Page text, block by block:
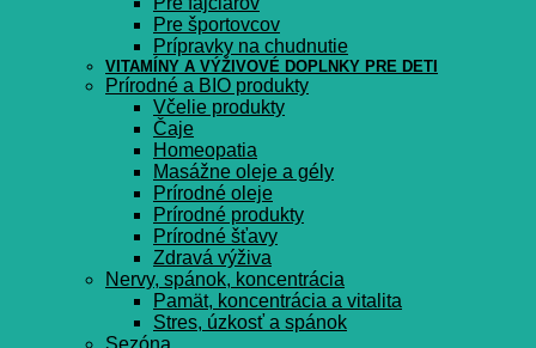
Pre športovcov
Prípravky na chudnutie
VITAMÍNY A VÝŽIVOVÉ DOPLNKY PRE DETI
Prírodné a BIO produkty
Včelie produkty
Čaje
Homeopatia
Masážne oleje a gély
Prírodné oleje
Prírodné produkty
Prírodné šťavy
Zdravá výživa
Nervy, spánok, koncentrácia
Pamät, koncentrácia a vitalita
Stres, úzkosť a spánok